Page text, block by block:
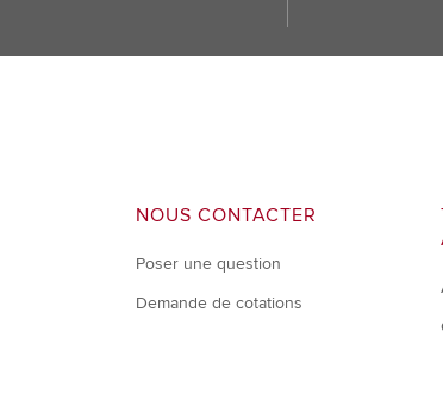
NOUS CONTACTER
Poser une question
Demande de cotations